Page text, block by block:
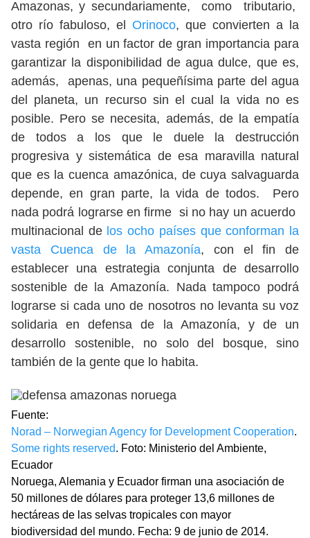
Amazonas, y secundariamente, como tributario,
otro río fabuloso, el Orinoco, que convierten a la
vasta región en un factor de gran importancia para
garantizar la disponibilidad de agua dulce, que es,
además, apenas, una pequeñísima parte del agua
del planeta, un recurso sin el cual la vida no es
posible. Pero se necesita, además, de la empatía
de todos a los que le duele la destrucción
progresiva y sistemática de esa maravilla natural
que es la cuenca amazónica, de cuya salvaguarda
depende, en gran parte, la vida de todos. Pero
nada podrá lograrse en firme si no hay un acuerdo
multinacional de los ocho países que conforman la
vasta Cuenca de la Amazonía, con el fin de
establecer una estrategia conjunta de desarrollo
sostenible de la Amazonía. Nada tampoco podrá
lograrse si cada uno de nosotros no levanta su voz
solidaria en defensa de la Amazonía, y de un
desarrollo sostenible, no solo del bosque, sino
también de la gente que lo habita.
Fuente:
Norad – Norwegian Agency for Development Cooperation.
Some rights reserved. Foto: Ministerio del Ambiente,
Ecuador
Noruega, Alemania y Ecuador firman una asociación de
50 millones de dólares para proteger 13,6 millones de
hectáreas de las selvas tropicales con mayor
biodiversidad del mundo. Fecha: 9 de junio de 2014.